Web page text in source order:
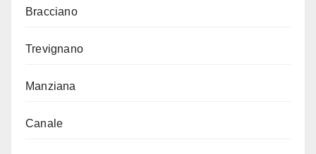
Bracciano
Trevignano
Manziana
Canale